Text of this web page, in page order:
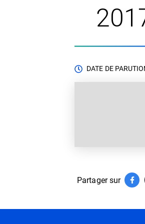
DATE DE
Partager sur